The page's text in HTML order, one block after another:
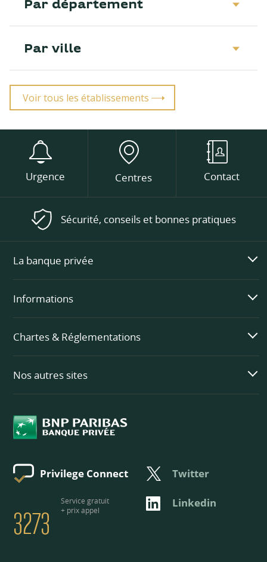
Par département
Par ville
Voir tous les établissements
Urgence Centres Contact
Sécurité, conseils et bonnes pratiques
La banque privée
Informations
Chartes & Réglementations
Nos autres sites
Privilege Connect
3273
Service gratuit
+ prix appel
Twitter
Linkedin